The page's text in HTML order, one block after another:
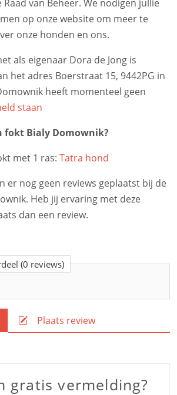
van Beheer. We nodigen jullie
op onze website om meer te
onze honden en ons.
als eigenaar Dora de Jong is
het adres Boerstraat 15, 9442PG in
heeft momenteel geen
staan
fokt Bialy Domownik?
met 1 ras: Tatra hond
er nog geen reviews geplaatst bij de
Heb jij ervaring met deze
dan een review.
(0 reviews)
Plaats review
gratis vermelding?